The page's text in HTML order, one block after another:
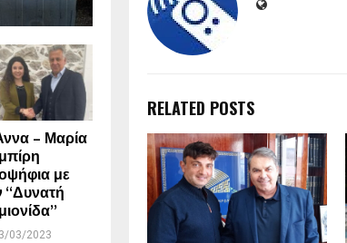
RELATED POSTS
– Μαρία
με
“Δυνατή
03/2023